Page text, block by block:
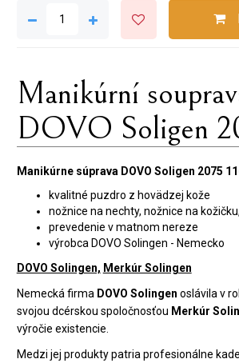
Manikúrní
DOVO Soligen
Manikúrne súprava DOVO Soligen 2075
kvalitné puzdro z hovädzej kože
nožnice na nechty, nožnice na
prevedenie v matnom nereze
výrobca DOVO Solingen - Nemecko
DOVO Solingen, Merkúr Solingen
Nemecká firma DOVO Solingen oslávila v
svojou dcérskou spoločnosťou Merkúr
výročie existencie.
Medzi jej produkty patria profesionálne